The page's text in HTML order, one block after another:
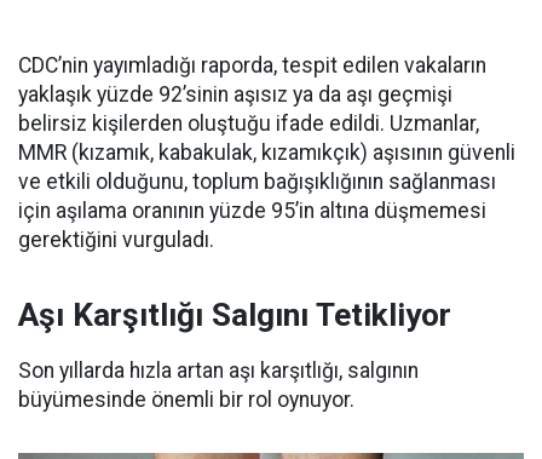
CDC’nin yayımladığı raporda, tespit edilen vakaların
yaklaşık yüzde 92’sinin aşısız ya da aşı geçmişi
belirsiz kişilerden oluştuğu ifade edildi. Uzmanlar,
MMR (kızamık, kabakulak, kızamıkçık) aşısının güvenli
ve etkili olduğunu, toplum bağışıklığının sağlanması
için aşılama oranının yüzde 95’in altına düşmemesi
gerektiğini vurguladı.
Aşı Karşıtlığı Salgını Tetikliyor
Son yıllarda hızla artan aşı karşıtlığı, salgının
büyümesinde önemli bir rol oynuyor.